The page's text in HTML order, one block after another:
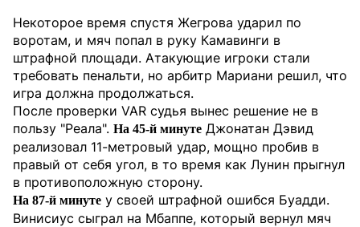
Некоторое время спустя Жегрова ударил по
воротам, и мяч попал в руку Камавинги в
штрафной площади. Атакующие игроки стали
требовать пенальти, но арбитр Мариани решил, что
игра должна продолжаться.
После проверки VAR судья вынес решение не в
пользу "Реала". На 45-й минуте Джонатан Дэвид
реализовал 11-метровый удар, мощно пробив в
правый от себя угол, в то время как Лунин прыгнул
в противоположную сторону.
На 87-й минуте у своей штрафной ошибся Буадди.
Винисиус сыграл на Мбаппе, который вернул мяч